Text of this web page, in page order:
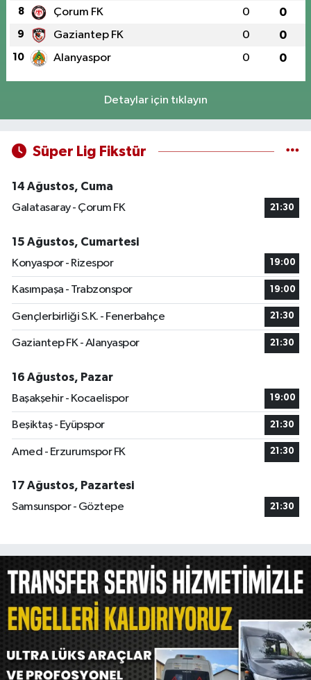
8 Çorum FK 0 0
9 Gaziantep FK 0 0
10 Alanyaspor 0 0
Detaylar için tıklayın
Süper Lig Fikstür
14 Ağustos, Cuma
Galatasaray - Çorum FK
21:30
15 Ağustos, Cumartesi
Konyaspor - Rizespor
19:00
Kasımpaşa - Trabzonspor 19:00
Gençlerbirliği S.K. - Fenerbahçe 21:30
Gaziantep FK - Alanyaspor 21:30
16 Ağustos, Pazar
Başakşehir - Kocaelispor
19:00
Beşiktaş - Eyüpspor 21:30
Amed - Erzurumspor FK 21:30
17 Ağustos, Pazartesi
Samsunspor - Göztepe
21:30